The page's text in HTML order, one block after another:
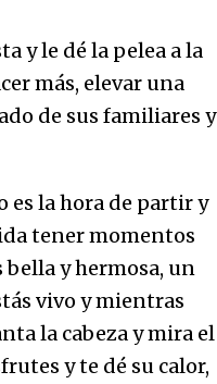
y le dé la pelea a la
más, elevar una
de sus familiares y
es la hora de partir y
tener momentos
bella y hermosa, un
vivo y mientras
la cabeza y mira el
y te dé su calor,